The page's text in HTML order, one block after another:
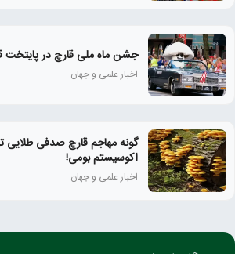
جشن ماه ملی قارچ در پایتخت
اخبار علمی و جهان
گونه مهاجم قارچ صدفی طلایی
اکوسیستم بومی!
اخبار علمی و جهان